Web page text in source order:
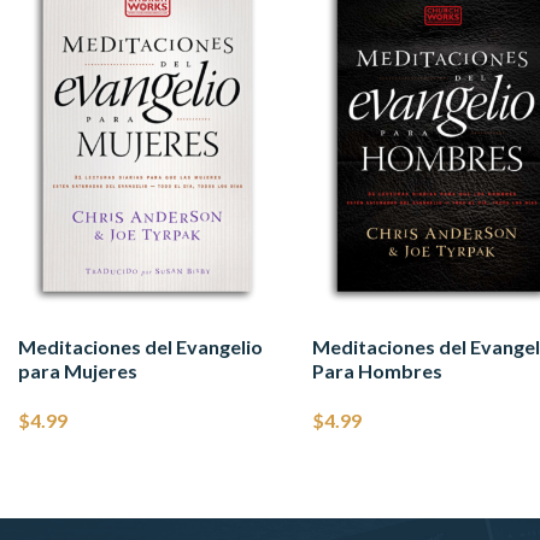
Meditaciones del Evangelio
para Mujeres
$4.99
Meditaciones del
Para Hombres
$4.99